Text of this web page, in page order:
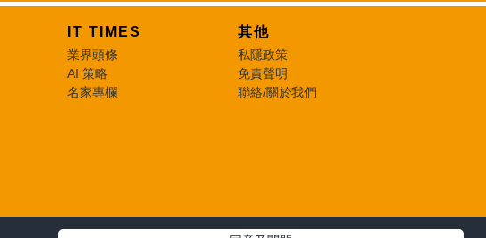
IT TIMES
業界頭條
AI 策略
名家專欄
其他
私隱政策
免責聲明
聯絡/關於我們